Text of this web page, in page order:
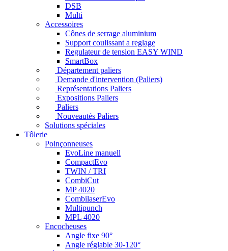
DSB
Multi
Accessoires
Cônes de serrage aluminium
Support coulissant a reglage
Regulateur de tension EASY WIND
SmartBox
Département paliers
Demande d'intervention (Paliers)
Représentations Paliers
Expositions Paliers
Paliers
Nouveautés Paliers
Solutions spéciales
Tôlerie
Poinçonneuses
EvoLine manuell
CompactEvo
TWIN / TRI
CombiCut
MP 4020
CombilaserEvo
Multipunch
MPL 4020
Encocheuses
Angle fixe 90°
Angle réglable 30-120°